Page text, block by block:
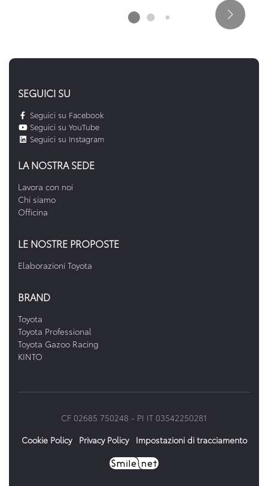
SEGUICI SU
Seguici su Facebook
Seguici su YouTube
Seguici su Instagram
LA NOSTRA SEDE
Lavora con noi
Chi siamo
Officina
LE NOSTRE PROPOSTE
Elaborazioni Toyota
BRAND
Toyota
Toyota Professional
Toyota Gazoo Racing
KINTO
CF 02685 750248 - PI IT 03542250281
Cookie Policy
Privacy Policy Impostazioni di tracciamento